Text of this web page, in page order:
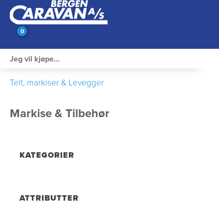
0
Telt, markiser & Levegger
Markise & Tilbehør
KATEGORIER
ATTRIBUTTER